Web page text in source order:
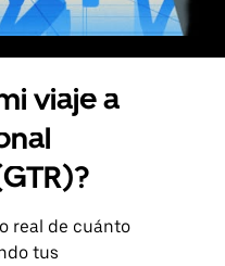
viaje a
real de cuánto
tus